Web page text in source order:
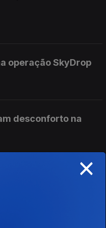
operação SkyDrop
desconforto na
escancaradas"
×